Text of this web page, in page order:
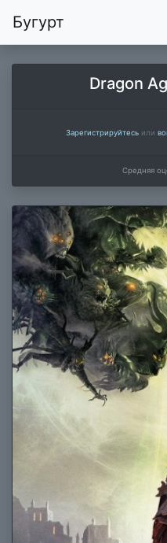
Бугурт
Dragon
Зарегистрируйтесьили
Средняя